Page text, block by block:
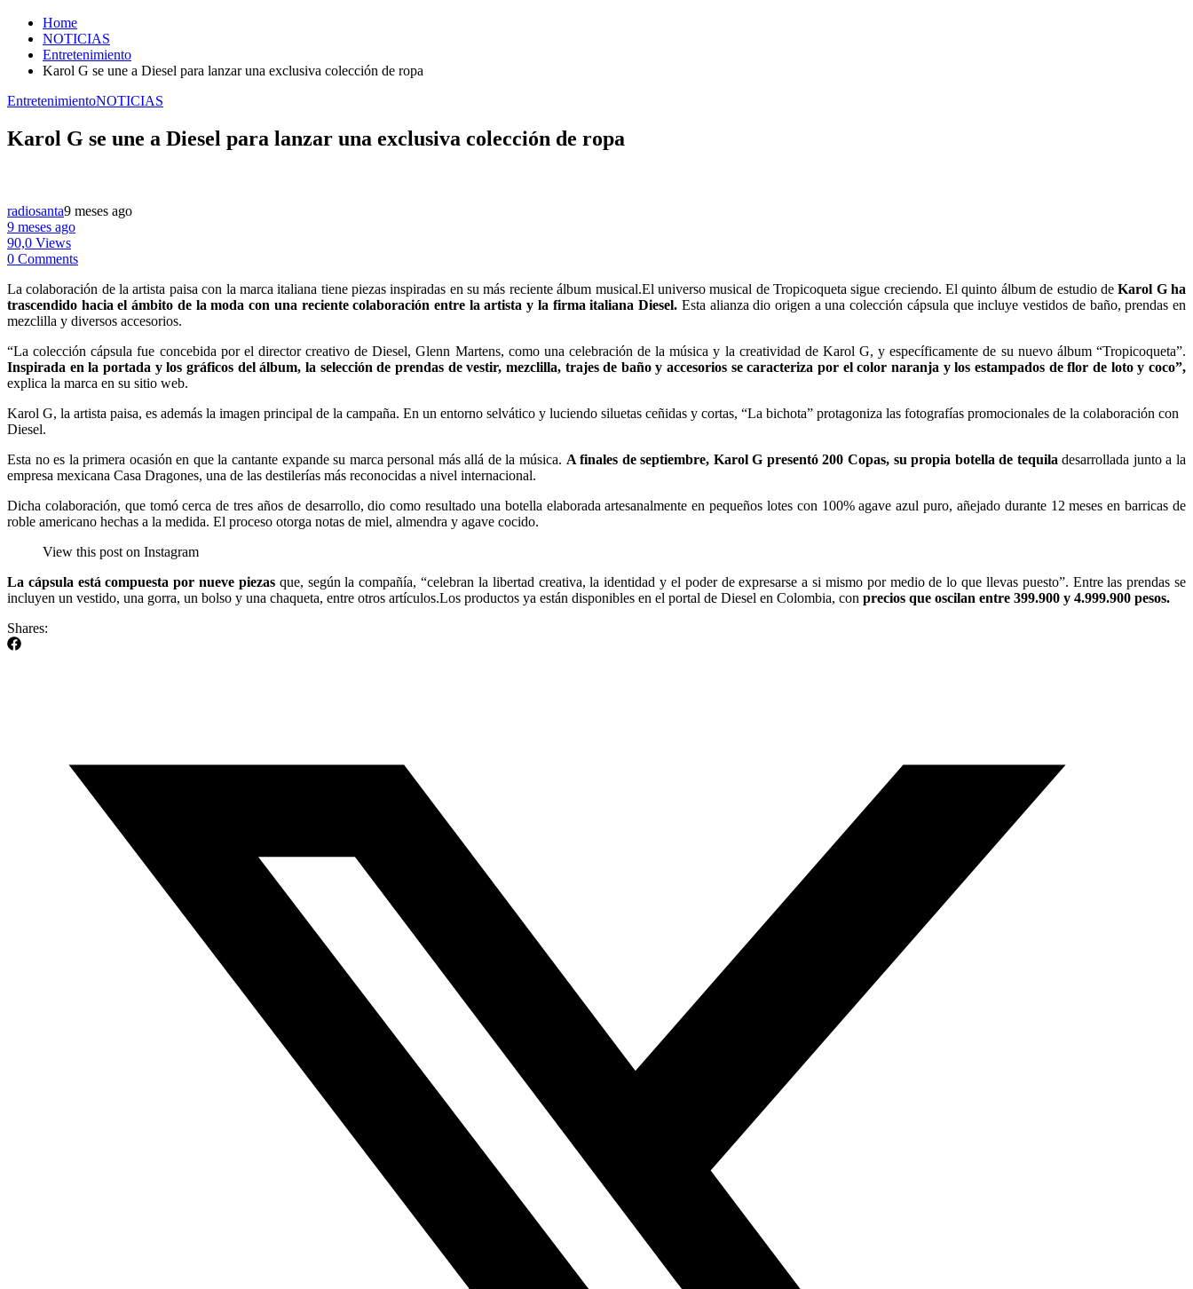
Home
NOTICIAS
Entretenimiento
Karol G se une a Diesel para lanzar una exclusiva colección de ropa
EntretenimientoNOTICIAS
Karol G se une a Diesel para lanzar una exclusiva colección de ropa
radiosanta9 meses ago
9 meses ago
90,0 Views
0 Comments
La colaboración de la artista paisa con la marca italiana tiene piezas inspiradas en su más reciente álbum musical.El universo musical de Tropicoqueta sigue creciendo. El quinto álbum de estudio deKarol G ha
trascendido hacia el ámbito de la moda con una reciente colaboración entre la artista y la firma italiana Diesel. Esta alianza dio origen a una colección cápsula que incluye vestidos de baño, prendas en
mezclilla y diversos accesorios.
“La colección cápsula fue concebida por el director creativo de Diesel, Glenn Martens, como una celebración de la música y la creatividad de Karol G, y específicamente de su nuevo álbum “Tropicoqueta”.
Inspirada en la portada y los gráficos del álbum, la selección de prendas de vestir, mezclilla, trajes de baño y accesorios se caracteriza por el color naranja y los estampados de flor de loto y coco”,
explica la marca en su sitio web.
Karol G, la artista paisa, es además la imagen principal de la campaña. En un entorno selvático y luciendo siluetas ceñidas y cortas, “La bichota” protagoniza las fotografías promocionales de la colaboración con
Diesel.
Esta no es la primera ocasión en que la cantante expande su marca personal más allá de la música. A finales de septiembre, Karol G presentó 200 Copas, su propia botella de tequila desarrollada junto a la
empresa mexicana Casa Dragones, una de las destilerías más reconocidas a nivel internacional.
Dicha colaboración, que tomó cerca de tres años de desarrollo, dio como resultado una botella elaborada artesanalmente en pequeños lotes con 100% agave azul puro, añejado durante 12 meses en barricas de
roble americano hechas a la medida. El proceso otorga notas de miel, almendra y agave cocido.
View this post on Instagram
La cápsula está compuesta por nueve piezasque, según la compañía, “celebran la libertad creativa, la identidad y el poder de expresarse a si mismo por medio de lo que llevas puesto”. Entre las prendas se
incluyen un vestido, una gorra, un bolso y una chaqueta, entre otros artículos.Los productos ya están disponibles en el portal de Diesel en Colombia, con precios que oscilan entre 399.900 y 4.999.900 pesos.
Shares: